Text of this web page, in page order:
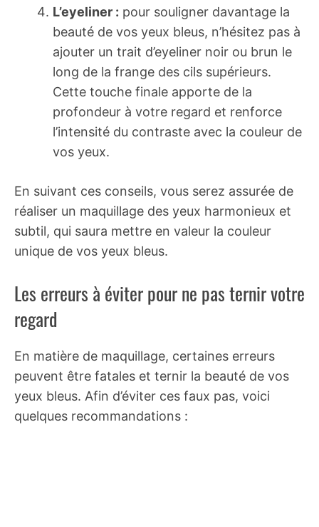
L’eyeliner : pour souligner davantage la
beauté de vos yeux bleus, n’hésitez pas à
ajouter un trait d’eyeliner noir ou brun le
long de la frange des cils supérieurs.
Cette touche finale apporte de la
profondeur à votre regard et renforce
l’intensité du contraste avec la couleur de
vos yeux.
En suivant ces conseils, vous serez assurée de
réaliser un maquillage des yeux harmonieux et
subtil, qui saura mettre en valeur la couleur
unique de vos yeux bleus.
Les erreurs à éviter pour ne pas ternir votre
regard
En matière de maquillage, certaines erreurs
peuvent être fatales et ternir la beauté de vos
yeux bleus. Afin d’éviter ces faux pas, voici
quelques recommandations :